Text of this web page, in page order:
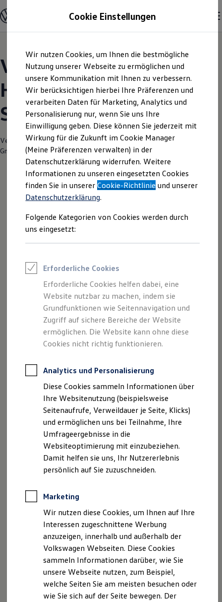
Hauptinhalt
springen
Footer
springen
Modelle und Konfigurator
Konfigurator
Modelle vergleichen
Elektroautos
ENERGY Sondermodelle
Nutzfahrzeuge
SUV und CUV
Familienautos
Kombis
Kompaktwagen
Sportwagen
Schnell verfügbare Fahrzeuge
Angebote und Produkte
Aktuelle Angebote
E-Auto-Förderung
Volkswagen Marktplatz
Die ENERGY Sondermodelle
Junge Gebrauchtwagen und Gebrauchtwagen
Volkswagen Zertifizierte Gebrauchtwagen
Elektromobilität bei Gebrauchtwagen
Saisonangebote
Reifenpakete
Leasing
Leasing-Angebote
Elektroauto Leasing
Kleinwagen-Leasing
Leasing ohne Anzahlung
Finanzierung
Autokredit mit Schlussrate
Versicherungen und Garantien
Kfz-Versicherung
Restschuldversicherungen
Garantien
Professional Class bei Volkswagen
Behörden
Direktkunden
Sonderfahrzeuge
Anpfiff zum Gewinn
Elektromobilität
Elektroautos
ID. Tutorials
Elektrofahrzeugkonzepte
ID. EVERY1
Reichweite
Rekuperation
Laden unterwegs
Laden Zuhause
Ladestationen finden
Ladezeitensimulator
Batterie
Sicherheit
Nachhaltigkeit
Technologie
Kosten und Kauf
Volkswagen Modelle |
Hahn Automobile
Schorndorf
Verantwortlich für die Inhalte auf dieser Seite ist die Hahn Automobile
GmbH + Co. KG NL Schorndorf (Impressum & Rechtliches
Der Polo
Kompakt, wendig und voller Möglichkeiten.
Entdecken Sie den Polo.
Der neue ID.3 Neo
So geht neu. Klar im Design. Stark im Alltag.
Entdecken Sie jetzt den neuen ID.3 Neo!
Mehr zum ID.3 Neo erfahren
Cookie Einstellungen
Wir nutzen Cookies, um Ihnen die bestmögliche
Nutzung unserer Webseite zu ermöglichen und
unsere Kommunikation mit Ihnen zu verbessern.
Wir berücksichtigen hierbei Ihre Präferenzen und
verarbeiten Daten für Marketing, Analytics und
Personalisierung nur, wenn Sie uns Ihre
Einwilligung geben. Diese können Sie jederzeit mit
Wirkung für die Zukunft im Cookie Manager
(Meine Präferenzen verwalten) in der
Datenschutzerklärung widerrufen. Weitere
Informationen zu unseren eingesetzten Cookies
finden Sie in unsererCookie-Richtlinie und unserer
Datenschutzerklärung.
Folgende Kategorien von Cookies werden durch
uns eingesetzt:
Erforderliche Cookies
Erforderliche Cookies helfen dabei, eine
Website nutzbar zu machen, indem sie
Grundfunktionen wie Seitennavigation und
Zugriff auf sichere Bereiche der Website
ermöglichen. Die Website kann ohne diese
Cookies nicht richtig funktionieren.
Analytics und Personalisierung
Diese Cookies sammeln Informationen über
Ihre Websitenutzung (beispielsweise
Seitenaufrufe, Verweildauer je Seite, Klicks)
und ermöglichen uns bei Teilnahme, Ihre
Umfrageergebnisse in die
Websiteoptimierung mit einzubeziehen.
Damit helfen sie uns, Ihr Nutzererlebnis
persönlich auf Sie zuzuschneiden.
Marketing
Wir nutzen diese Cookies, um Ihnen auf Ihre
Interessen zugeschnittene Werbung
anzuzeigen, innerhalb und außerhalb der
Volkswagen Webseiten. Diese Cookies
sammeln Informationen darüber, wie Sie
unsere Webseite nutzen, zum Beispiel,
welche Seiten Sie am meisten besuchen oder
wie Sie sich auf der Seite bewegen. Der